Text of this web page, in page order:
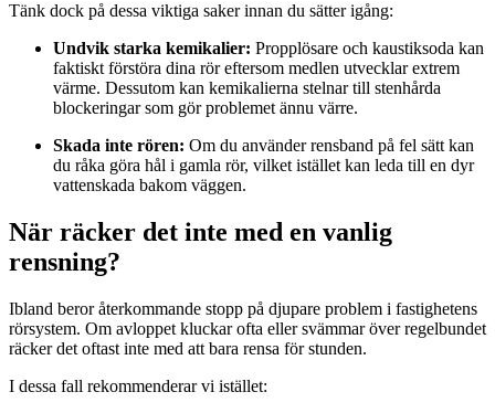
Tänk dock på dessa viktiga saker innan du sätter igång:
Undvik starka kemikalier: Propplösare och kaustiksoda kan
faktiskt förstöra dina rör eftersom medlen utvecklar extrem
värme. Dessutom kan kemikalierna stelnar till stenhårda
blockeringar som gör problemet ännu värre.
Skada inte rören: Om du använder rensband på fel sätt kan
du råka göra hål i gamla rör, vilket istället kan leda till en dyr
vattenskada bakom väggen.
När räcker det inte med en vanlig
rensning?
Ibland beror återkommande stopp på djupare problem i fastighetens
rörsystem. Om avloppet kluckar ofta eller svämmar över regelbundet
räcker det oftast inte med att bara rensa för stunden.
I dessa fall rekommenderar vi istället: